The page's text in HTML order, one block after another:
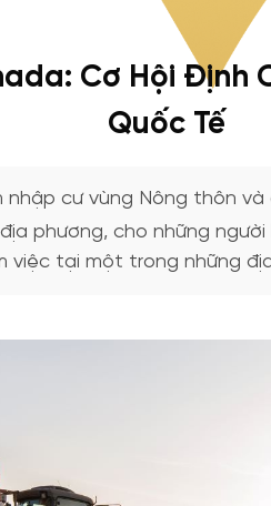
Cơ Hội Định
Quốc Tế
nhập cư vùng Nông thôn
phương, cho những
việc tại một trong những